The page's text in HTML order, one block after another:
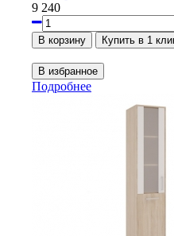
9 240
Подробнее